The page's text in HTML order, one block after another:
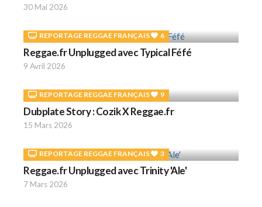
30 Mai 2026
REPORTAGE REGGAE FRANÇAIS 6
Reggae.fr Unplugged avec Typical Féfé
9 Avril 2026
REPORTAGE REGGAE FRANÇAIS 9
Dubplate Story : Cozik X Reggae.fr
15 Mars 2026
REPORTAGE REGGAE FRANÇAIS 3
Reggae.fr Unplugged avec Trinity 'Ale'
7 Mars 2026